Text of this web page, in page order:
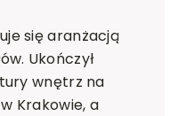
się aranżacją
Ukończył
wnętrz na
Krakowie, a